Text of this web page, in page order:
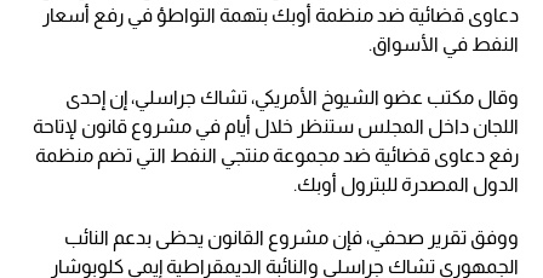
دعاوى قضائية ضد منظمة أوبك بتهمة التواطؤ في رفع أسعار
النفط في الأسواق.
وقال مكتب عضو الشيوخ الأمريكي، تشاك جراسلي، إن إحدى
اللجان داخل المجلس ستنظر خلال أيام في مشروع قانون لإتاحة
رفع دعاوى قضائية ضد مجموعة منتجي النفط التي تضم منظمة
الدول المصدرة للبترول أوبك.
ووفق تقرير صحفي، فإن مشروع القانون يحظى بدعم النائب
الجمهوري تشاك جراسلي والنائبة الديمقراطية إيمي كلوبوشار